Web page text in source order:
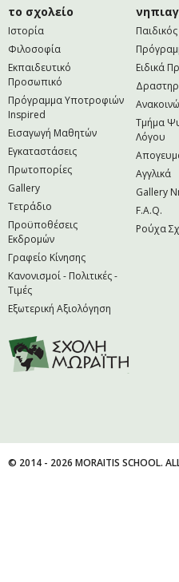
το σχολείο
Ιστορία
Φιλοσοφία
Εκπαιδευτικό
Προσωπικό
Πρόγραμμα Υποτροφιών
Inspired
Εισαγωγή Μαθητών
Εγκαταστάσεις
Πρωτοπορίες
Gallery
Τετράδιο
Προϋποθέσεις
Εκδρομών
Γραφείο Κίνησης
Κανονισμοί - Πολιτικές -
Τιμές
Εξωτερική Αξιολόγηση
Ειδικά
Τμήμα
Λόγου
Αγγλικά
Gallery
F.A.Q.
Ρούχα
© 2014 - 2026 MORAITIS SCHOOL. ALL